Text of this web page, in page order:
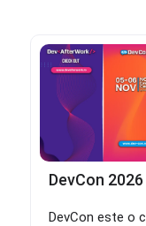
DevCon 2026
DevCon este o